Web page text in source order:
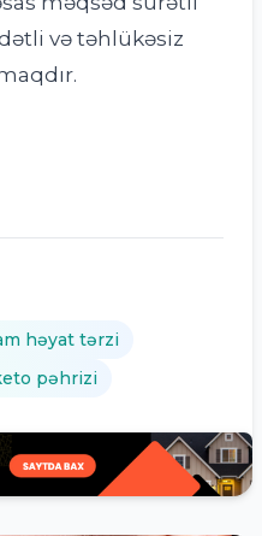
və təhlükəsiz
həyat tərzi
pəhrizi